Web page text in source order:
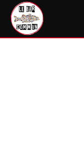
Skip
content